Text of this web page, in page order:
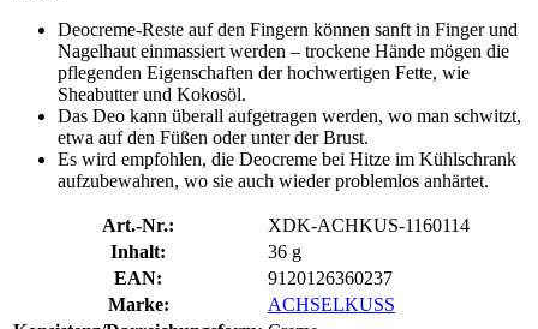
Deocreme-Reste auf den Fingern können sanft in Finger und
Nagelhaut einmassiert werden – trockene Hände mögen die
pflegenden Eigenschaften der hochwertigen Fette, wie
Sheabutter und Kokosöl.
Das Deo kann überall aufgetragen werden, wo man schwitzt,
etwa auf den Füßen oder unter der Brust.
Es wird empfohlen, die Deocreme bei Hitze im Kühlschrank
aufzubewahren, wo sie auch wieder problemlos anhärtet.
Art.-Nr.:
XDK-ACHKUS-1160114
Inhalt:
36 g
EAN:
9120126360237
Marke:
ACHSELKUSS